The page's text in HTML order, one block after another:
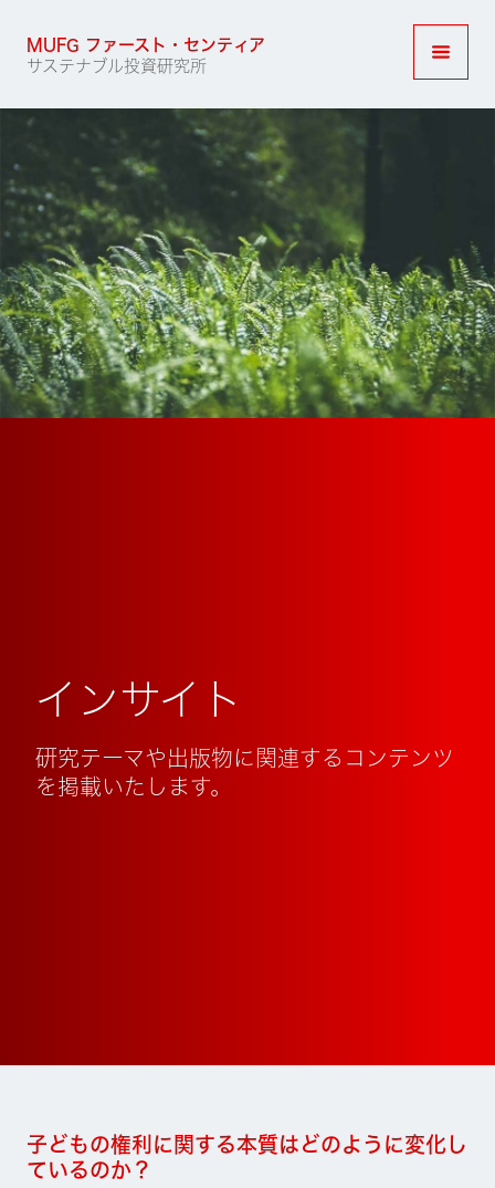
MUFG ファースト・センティア
サステナブル投資研究所 ナビゲ
インサイト
研究テーマや出版物に関連するコンテンツ
を掲載いたします。
子どもの権利に関する本質はどのように変化し
ているのか？